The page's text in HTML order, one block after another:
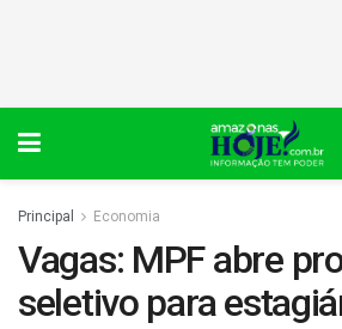
Principal Economia
Vagas: MPF abre
seletivo para